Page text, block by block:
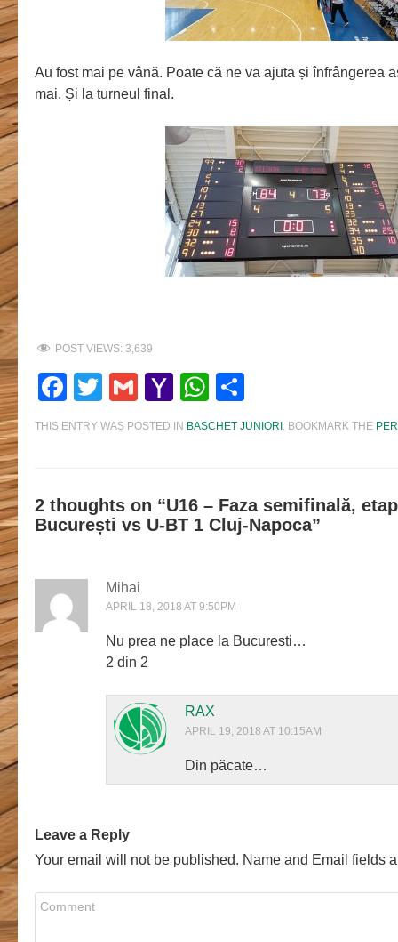
Au fost mai pe vână. Poate că ne va ajuta și înfrângerea
mai. Și la turneul final.
POST VIEWS: 3,639
Facebook
Twitter
GmailYahoo
Mail
WhatsApp
THIS ENTRY WAS POSTED IN BASCHET JUNIORI . BOOKMARK THE
2 thoughts on “U16 – Faza semifinală,
București vs U-BT 1 Cluj-Napoca”
Mihai
APRIL 18, 2018 AT 9:50PM
Nu prea ne place la Bucuresti…
2 din 2
RAX
APRIL 19, 2018 AT 10:15AM
Din păcate…
Leave a Reply
Your email will not be published. Name and Email fields